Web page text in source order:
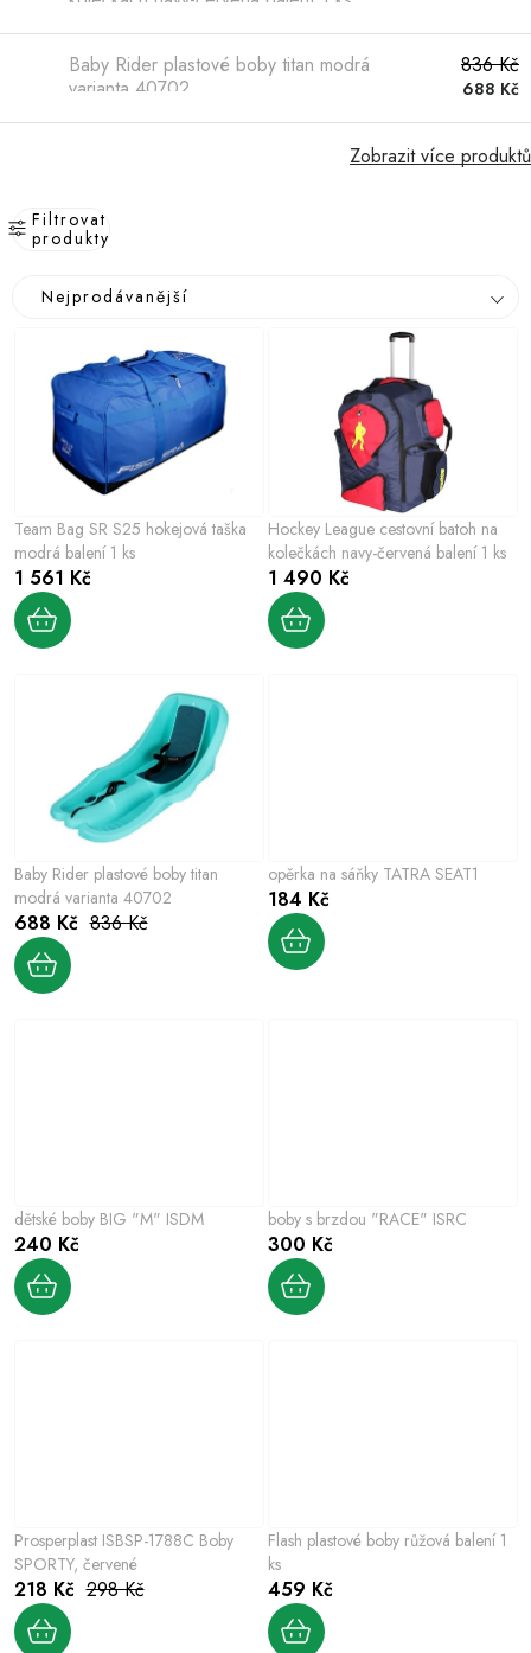
Baby Rider plastové boby titan modrá
varianta 40702
836 Kč
688 Kč
Zobrazit více produktů
Filtrovat
produkty
d
u
k
t
r
o
d
u
k
Nejprodávanější
Team Bag SR S25 hokejová taška
modrá balení 1 ks
1 561 Kč
Hockey League cestovní batoh na
kolečkách navy-červená balení 1 ks
1 490 Kč
Baby Rider plastové boby titan
modrá varianta 40702
688 Kč 836 Kč
opěrka na sáňky TATRA SEAT1
184 Kč
dětské boby BIG "M" ISDM
240 Kč
boby s brzdou "RACE" ISRC
300 Kč
Prosperplast ISBSP-1788C Boby
SPORTY, červené
218 Kč 298 Kč
Flash plastové boby růžová balení 1
ks
459 Kč